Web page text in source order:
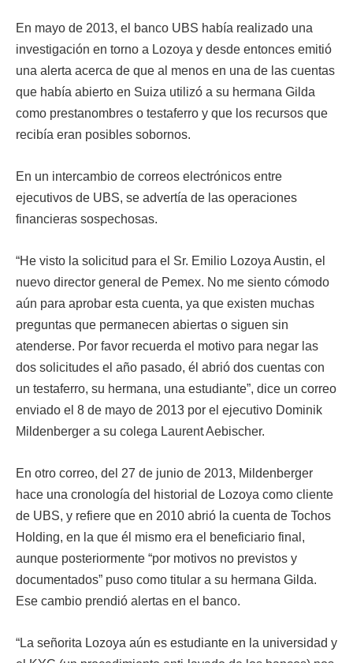
En mayo de 2013, el banco UBS había realizado una
investigación en torno a Lozoya y desde entonces emitió
una alerta acerca de que al menos en una de las cuentas
que había abierto en Suiza utilizó a su hermana Gilda
como prestanombres o testaferro y que los recursos que
recibía eran posibles sobornos.
En un intercambio de correos electrónicos entre
ejecutivos de UBS, se advertía de las operaciones
financieras sospechosas.
“He visto la solicitud para el Sr. Emilio Lozoya Austin, el
nuevo director general de Pemex. No me siento cómodo
aún para aprobar esta cuenta, ya que existen muchas
preguntas que permanecen abiertas o siguen sin
atenderse. Por favor recuerda el motivo para negar las
dos solicitudes el año pasado, él abrió dos cuentas con
un testaferro, su hermana, una estudiante”, dice un correo
enviado el 8 de mayo de 2013 por el ejecutivo Dominik
Mildenberger a su colega Laurent Aebischer.
En otro correo, del 27 de junio de 2013, Mildenberger
hace una cronología del historial de Lozoya como cliente
de UBS, y refiere que en 2010 abrió la cuenta de Tochos
Holding, en la que él mismo era el beneficiario final,
aunque posteriormente “por motivos no previstos y
documentados” puso como titular a su hermana Gilda.
Ese cambio prendió alertas en el banco.
“La señorita Lozoya aún es estudiante en la universidad y